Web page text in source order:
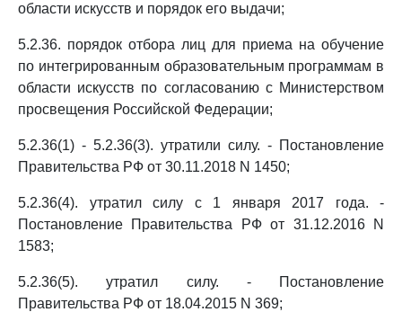
области искусств и порядок его выдачи;
5.2.36. порядок отбора лиц для приема на обучение
по интегрированным образовательным программам в
области искусств по согласованию с Министерством
просвещения Российской Федерации;
5.2.36(1) - 5.2.36(3). утратили силу. - Постановление
Правительства РФ от 30.11.2018 N 1450;
5.2.36(4). утратил силу с 1 января 2017 года. -
Постановление Правительства РФ от 31.12.2016 N
1583;
5.2.36(5). утратил силу. - Постановление
Правительства РФ от 18.04.2015 N 369;